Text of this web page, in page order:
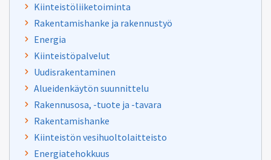
Kiinteistöliiketoiminta
Rakentamishanke ja rakennustyö
Energia
Kiinteistöpalvelut
Uudisrakentaminen
Alueidenkäytön suunnittelu
Rakennusosa, -tuote ja -tavara
Rakentamishanke
Kiinteistön vesihuoltolaitteisto
Energiatehokkuus